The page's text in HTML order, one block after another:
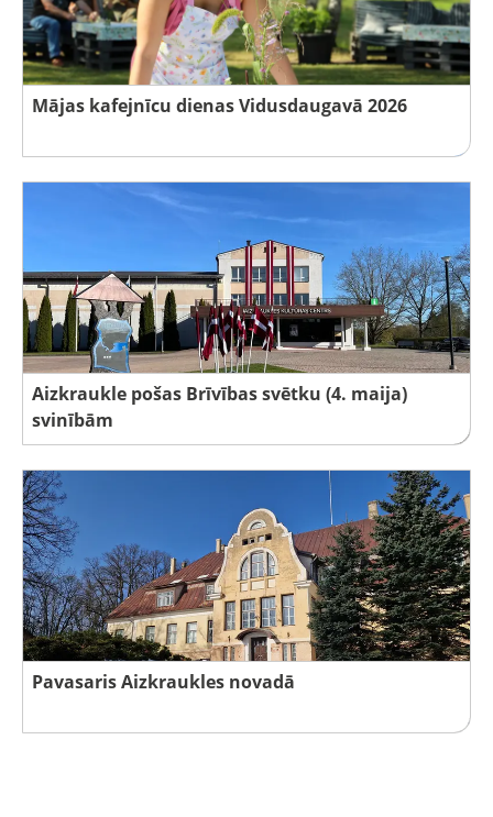
Mājas kafejnīcu dienas Vidusdaugavā 2026
Aizkraukle pošas Brīvības svētku (4. maija)
svinībām
Pavasaris Aizkraukles novadā